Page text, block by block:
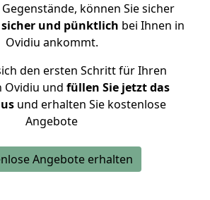
können Sie sicher
sicher und pünktlich bei Ihnen in
Ovidiu ankommt.
den ersten Schritt für Ihren
Ovidiu und füllen Sie jetzt das
und erhalten Sie kostenlose
Angebote
Angebote erhalten